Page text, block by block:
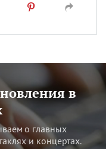
в
о главных
и концертах.